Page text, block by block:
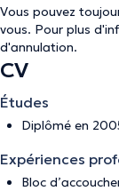
Vous pouvez
vous. Pour plus
d'annulation.
CV
Études
Diplômé en
Expériences
Bloc